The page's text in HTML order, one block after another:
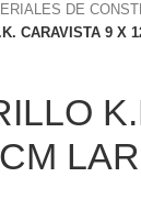
DE
CARAVISTA 9 X